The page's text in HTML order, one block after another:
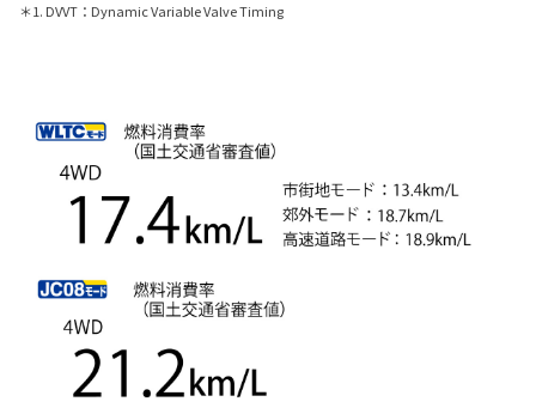
＊1. DVVT：Dynamic Variable Valve Timing